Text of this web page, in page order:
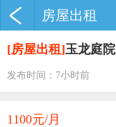
房屋出租
[房屋出租]玉龙庭院
发布时间：7小时前
1100元/月